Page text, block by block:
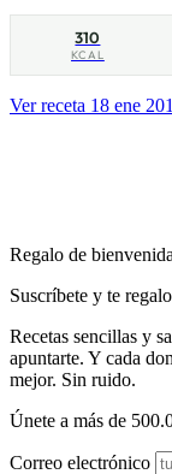
310
KCAL
Ver receta 18 ene
Regalo de bienvenida
Suscríbete y te
Recetas sencillas y
apuntarte. Y cada
mejor. Sin ruido.
Únete a más de
Correo electrónico